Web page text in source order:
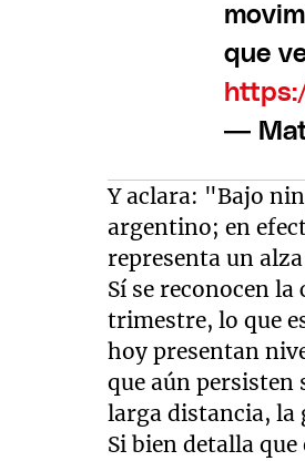
que
—
Y aclara: "Bajo
argentino; en
representa un
Sí se reconocen
trimestre, lo que
hoy presentan
que aún persisten
larga distancia, la
Si bien detalla